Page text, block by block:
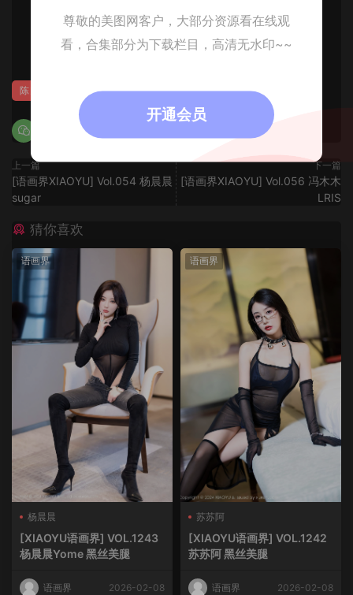
陈良玲
上一篇
[语画界XIAOYU] Vol.054 杨晨晨
sugar
下一篇
[语画界XIAOYU] Vol.056 冯木木
LRIS
猜你喜欢
语画界
杨晨晨
[XIAOYU语画界] VOL.1243
杨晨晨Yome 黑丝美腿
语画界 2026-02-08
语画界
苏苏阿
[XIAOYU语画界] VOL.1242
苏苏阿 黑丝美腿
语画界 2026-02-08
尊敬的美图网客户，大部分资源看在线观
看，合集部分为下载栏目，高清无水印~~
开通会员